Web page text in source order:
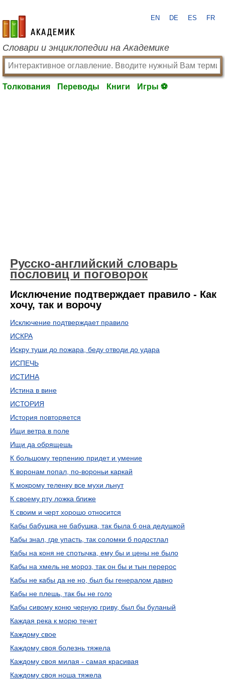
academic.ru
EN DE ES FR
Словари и энциклопедии на Академике
Толкования Переводы Книги Игры ⚽
Русско-английский словарь
пословиц и поговорок
Исключение подтверждает правило - Как
хочу, так и ворочу
Исключение подтверждает правило
ИСКРА
Искру туши до пожара, беду отводи до удара
ИСПЕЧЬ
ИСТИНА
Истина в вине
ИСТОРИЯ
История повторяется
Ищи ветра в поле
Ищи да обрящешь
К большому терпению придет и умение
К воронам попал, по-вороньи каркай
К мокрому теленку все мухи льнут
К своему рту ложка ближе
К своим и черт хорошо относится
Кабы бабушка не бабушка, так была б она дедушкой
Кабы знал, где упасть, так соломки б подостлал
Кабы на коня не спотычка, ему бы и цены не было
Кабы на хмель не мороз, так он бы и тын перерос
Кабы не кабы да не но, был бы генералом давно
Кабы не плешь, так бы не голо
Кабы сивому коню черную гриву, был бы буланый
Каждая река к морю течет
Каждому свое
Каждому своя болезнь тяжела
Каждому своя милая - самая красивая
Каждому своя ноша тяжела